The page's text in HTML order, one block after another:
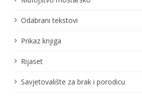
Odabrani tekstovi
Prikaz knjiga
Rijaset
Savjetovalište za brak i porodicu